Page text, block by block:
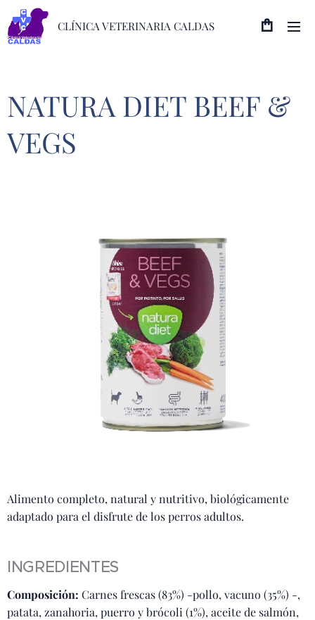
CLÍNICA VETERINARIA CALDAS
NATURA DIET BEEF &
VEGS
Alimento completo, natural y nutritivo, biológicamente
adaptado para el disfrute de los perros adultos.
INGREDIENTES
Composición: Carnes frescas (83%) -pollo, vacuno (35%) -,
patata, zanahoria, puerro y brócoli (1%), aceite de salmón,